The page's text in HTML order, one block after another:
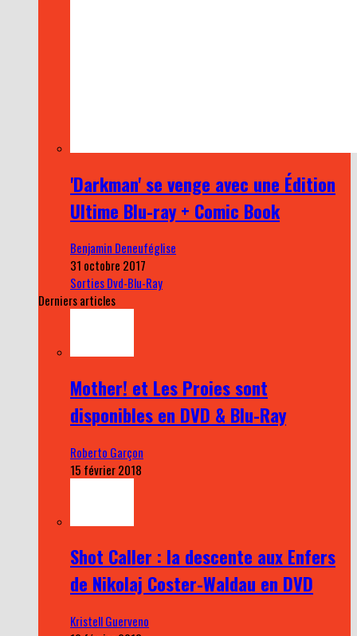
'Darkman' se venge avec une Édition
Ultime Blu-ray + Comic Book
Benjamin Deneuféglise
31 octobre 2017
Sorties Dvd-Blu-Ray
Derniers articles
Mother! et Les Proies sont
disponibles en DVD & Blu-Ray
Roberto Garçon
15 février 2018
Shot Caller : la descente aux Enfers
de Nikolaj Coster-Waldau en DVD
Kristell Guerveno